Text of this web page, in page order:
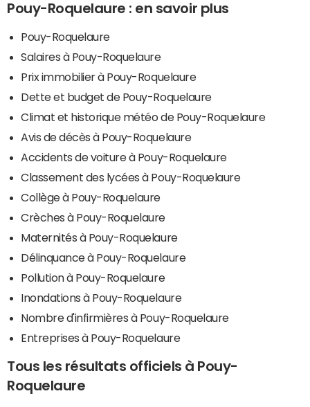
Pouy-Roquelaure : en savoir plus
Pouy-Roquelaure
Salaires à Pouy-Roquelaure
Prix immobilier à Pouy-Roquelaure
Dette et budget de Pouy-Roquelaure
Climat et historique météo de Pouy-Roquelaure
Avis de décès à Pouy-Roquelaure
Accidents de voiture à Pouy-Roquelaure
Classement des lycées à Pouy-Roquelaure
Collège à Pouy-Roquelaure
Crèches à Pouy-Roquelaure
Maternités à Pouy-Roquelaure
Délinquance à Pouy-Roquelaure
Pollution à Pouy-Roquelaure
Inondations à Pouy-Roquelaure
Nombre d'infirmières à Pouy-Roquelaure
Entreprises à Pouy-Roquelaure
Tous les résultats officiels à Pouy-
Roquelaure